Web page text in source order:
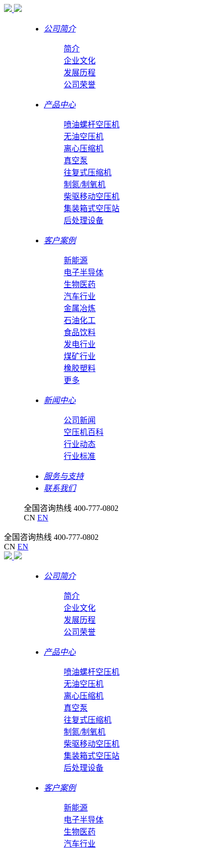
公司简介
简介
企业文化
发展历程
公司荣誉
产品中心
喷油螺杆空压机
无油空压机
离心压缩机
真空泵
往复式压缩机
制氮/制氧机
柴驱移动空压机
集装箱式空压站
后处理设备
客户案例
新能源
电子半导体
生物医药
汽车行业
金属冶炼
石油化工
食品饮料
发电行业
煤矿行业
橡胶塑料
更多
新闻中心
公司新闻
空压机百科
行业动态
行业标准
服务与支持
联系我们
全国咨询热线 400-777-0802
CN EN
全国咨询热线 400-777-0802
CN EN
公司简介
简介
企业文化
发展历程
公司荣誉
产品中心
喷油螺杆空压机
无油空压机
离心压缩机
真空泵
往复式压缩机
制氮/制氧机
柴驱移动空压机
集装箱式空压站
后处理设备
客户案例
新能源
电子半导体
生物医药
汽车行业